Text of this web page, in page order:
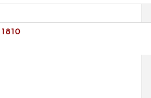
1810